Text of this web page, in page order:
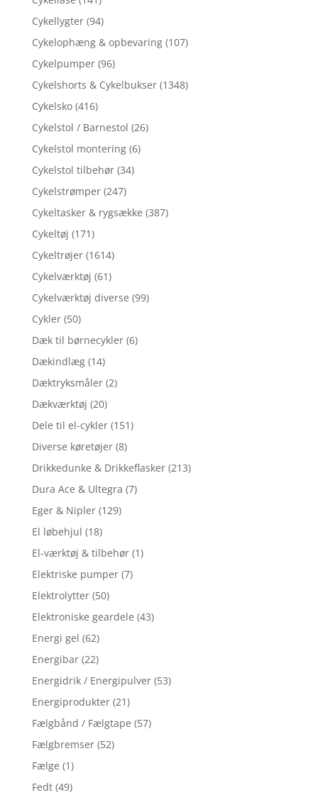
Cykellygter (94)
Cykelophæng & opbevaring (107)
Cykelpumper (96)
Cykelshorts & Cykelbukser (1348)
Cykelsko (416)
Cykelstol / Barnestol (26)
Cykelstol montering (6)
Cykelstol tilbehør (34)
Cykelstrømper (247)
Cykeltasker & rygsække (387)
Cykeltøj (171)
Cykeltrøjer (1614)
Cykelværktøj (61)
Cykelværktøj diverse (99)
Cykler (50)
Dæk til børnecykler (6)
Dækindlæg (14)
Dæktryksmåler (2)
Dækværktøj (20)
Dele til el-cykler (151)
Diverse køretøjer (8)
Drikkedunke & Drikkeflasker (213)
Dura Ace & Ultegra (7)
Eger & Nipler (129)
El løbehjul (18)
El-værktøj & tilbehør (1)
Elektriske pumper (7)
Elektrolytter (50)
Elektroniske geardele (43)
Energi gel (62)
Energibar (22)
Energidrik / Energipulver (53)
Energiprodukter (21)
Fælgbånd / Fælgtape (57)
Fælgbremser (52)
Fælge (1)
Fedt (49)